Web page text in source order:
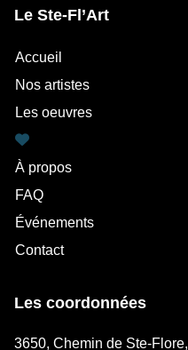
Le Ste-Fl’Art
Accueil
Nos artistes
Les oeuvres
À propos
FAQ
Événements
Contact
Les coordonnées
3650, Chemin de Ste-Flore,